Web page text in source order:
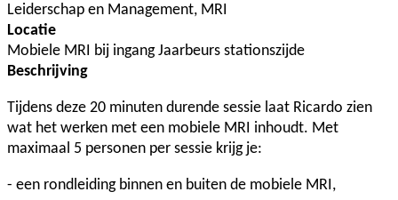
Leiderschap en Management, MRI
Locatie
Mobiele MRI bij ingang Jaarbeurs stationszijde
Beschrijving
Tijdens deze 20 minuten durende sessie laat Ricardo zien
wat het werken met een mobiele MRI inhoudt. Met
maximaal 5 personen per sessie krijg je:
- een rondleiding binnen en buiten de mobiele MRI,